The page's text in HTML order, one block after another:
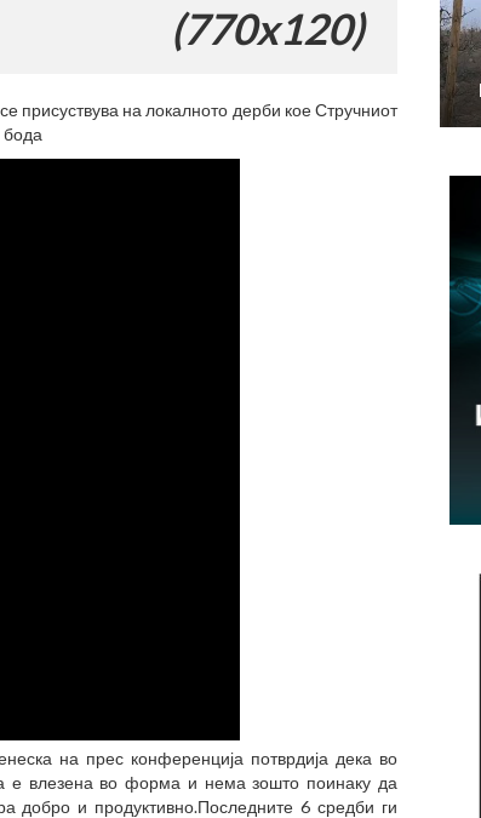
присуствува на локалното дерби кое Стручниот
бода
на прес конференција потврдија дека во
е влезена во форма и нема зошто поинаку да
добро и продуктивно.Последните 6 средби ги